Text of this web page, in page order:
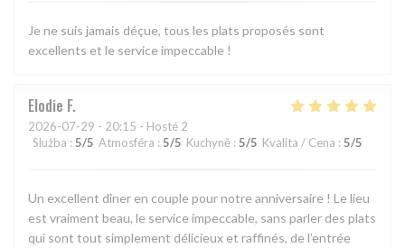
Je ne suis jamais déçue, tous les plats proposés sont
excellents et le service impeccable !
Elodie F
2026-07-29 - 20:15 - Hosté 2
Služba : 5/5 Atmosféra : 5/5 Kuchyně : 5/5 Kvalita / Cena : 5/5
Un excellent dîner en couple pour notre anniversaire ! Le lieu
est vraiment beau, le service impeccable, sans parler des plats
qui sont tout simplement délicieux et raffinés, de l’entrée